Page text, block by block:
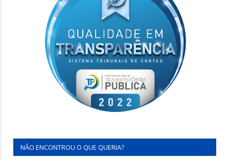
NÃO ENCONTROU O QUE QUERIA?